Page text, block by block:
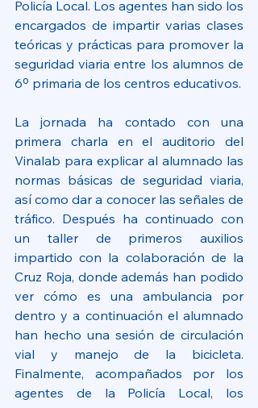
Policía Local. Los agentes han sido los
encargados de impartir varias clases
teóricas y prácticas para promover la
seguridad viaria entre los alumnos de
6º primaria de los centros educativos.
La jornada ha contado con una
primera charla en el auditorio del
Vinalab para explicar al alumnado las
normas básicas de seguridad viaria,
así como dar a conocer las señales de
tráfico. Después ha continuado con
un taller de primeros auxilios
impartido con la colaboración de la
Cruz Roja, donde además han podido
ver cómo es una ambulancia por
dentro y a continuación el alumnado
han hecho una sesión de circulación
vial y manejo de la bicicleta.
Finalmente, acompañados por los
agentes de la Policía Local, los